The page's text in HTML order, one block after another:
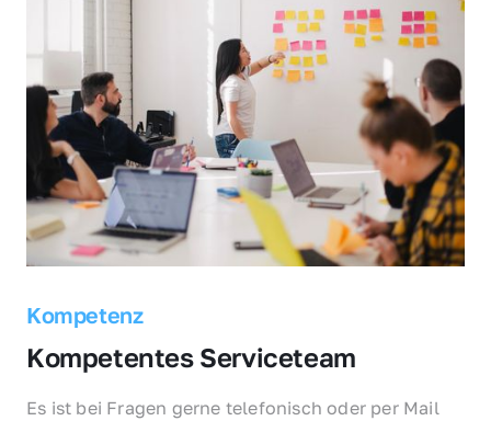
Kompetenz
Kompetentes Serviceteam
Es ist bei Fragen gerne telefonisch oder per Mail